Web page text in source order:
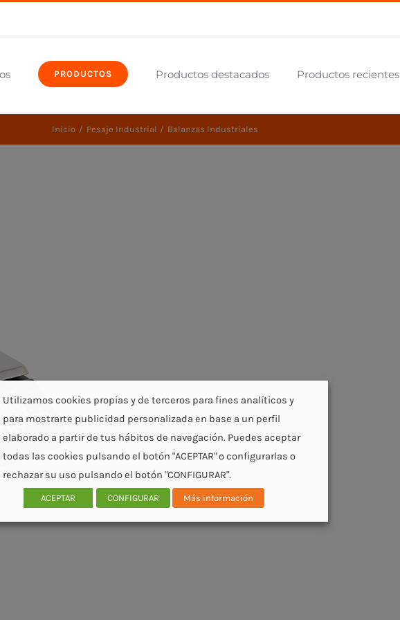
PRODUCTOS Productos destacados Productos recientes
Inicio Pesaje Industrial Balanzas Industriales
Utilizamos cookies propias y de terceros para fines analíticos y
para mostrarte publicidad personalizada en base a un perfil
elaborado a partir de tus hábitos de navegación. Puedes aceptar
todas las cookies pulsando el botón "ACEPTAR" o configurarlas o
rechazar su uso pulsando el botón "CONFIGURAR".
ACEPTAR CONFIGURAR Más información